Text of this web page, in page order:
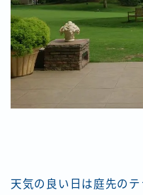
天気の良い日は庭先の